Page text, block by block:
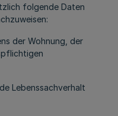
folgende Daten
der Wohnung, der
Lebenssachverhalt